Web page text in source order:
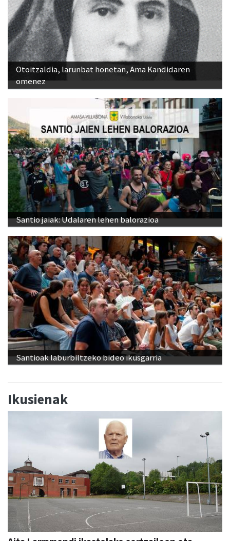
Otoitzaldia, larunbat honetan, Ama Kandidaren
omenez
Santio jaiak: Udalaren lehen balorazioa
Santioak laburbiltzeko bideo ikusgarria
Ikusienak